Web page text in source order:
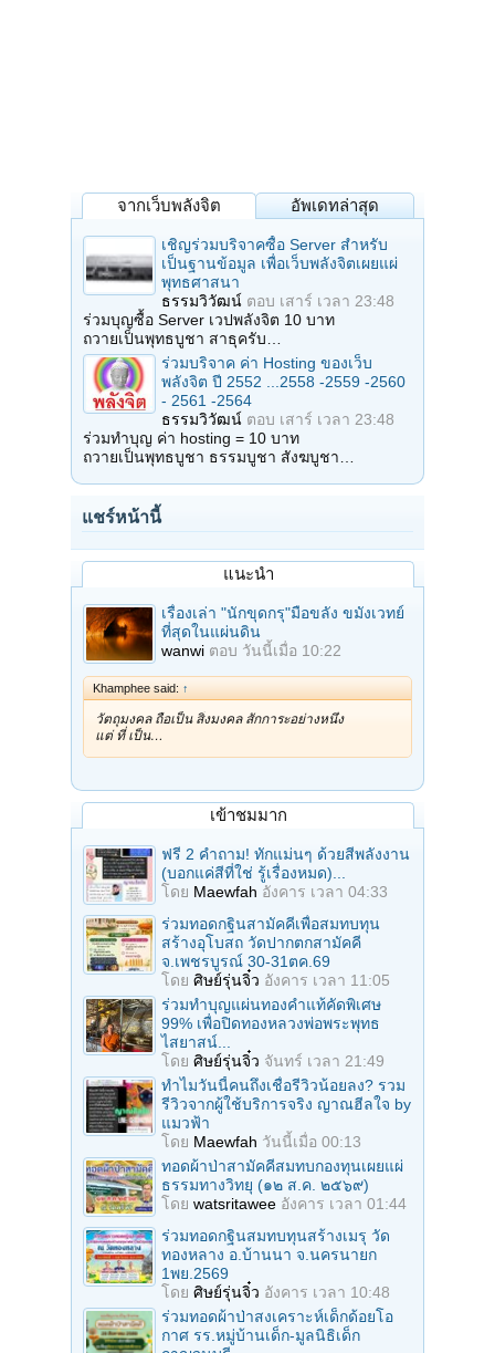
จากเว็บพลังจิต อัพเดทล่าสุด
เชิญร่วมบริจาคซื้อ Server สำหรับ
เป็นฐานข้อมูล เพื่อเว็บพลังจิตเผยแผ่
พุทธศาสนา
ธรรมวิวัฒน์ ตอบ เสาร์ เวลา 23:48
ร่วมบุญซื้อ Server เวปพลังจิต 10 บาท
ถวายเป็นพุทธบูชา สาธุครับ…
ร่วมบริจาค ค่า Hosting ของเว็บ
พลังจิต ปี 2552 ...2558 -2559 -2560
- 2561 -2564
ธรรมวิวัฒน์ ตอบ เสาร์ เวลา 23:48
ร่วมทำบุญ ค่า hosting = 10 บาท
ถวายเป็นพุทธบูชา ธรรมบูชา สังฆบูชา…
แชร์หน้านี้
แนะนำ
เรื่องเล่า "นักขุดกรุ"มือขลัง ขมังเวทย์
ที่สุดในแผ่นดิน
wanwi ตอบ วันนี้เมื่อ 10:22
Khamphee said: ↑
วัตถุมงคล ถือเป็น สิ่งมงคล สักการะอย่างหนึ่ง
แต่ ที่ เป็น…
เข้าชมมาก
ฟรี 2 คำถาม! ทักแม่นๆ ด้วยสีพลังงาน
(บอกแค่สีที่ใช่ รู้เรื่องหมด)...
โดย Maewfah อังคาร เวลา 04:33
ร่วมทอดกฐินสามัคคีเพื่อสมทบทุน
สร้างอุโบสถ วัดปากตกสามัคคี
จ.เพชรบูรณ์ 30-31ตค.69
โดย ศิษย์รุ่นจิ๋ว อังคาร เวลา 11:05
ร่วมทําบุญแผ่นทองคำแท้คัดพิเศษ
99% เพื่อปิดทองหลวงพ่อพระพุทธ
ไสยาสน์...
โดย ศิษย์รุ่นจิ๋ว จันทร์ เวลา 21:49
ทำไมวันนี้คนถึงเชื่อรีวิวน้อยลง? รวม
รีวิวจากผู้ใช้บริการจริง ญาณฮีลใจ by
แมวฟ้า
โดย Maewfah วันนี้เมื่อ 00:13
ทอดผ้าป่าสามัคคีสมทบกองทุนเผยแผ่
ธรรมทางวิทยุ (๑๒ ส.ค. ๒๕๖๙)
โดย watsritawee อังคาร เวลา 01:44
ร่วมทอดกฐินสมทบทุนสร้างเมรุ วัด
ทองหลาง อ.บ้านนา จ.นครนายก
1พย.2569
โดย ศิษย์รุ่นจิ๋ว อังคาร เวลา 10:48
ร่วมทอดผ้าป่าสงเคราะห์เด็กด้อยโอ
กาศ รร.หมู่บ้านเด็ก-มูลนิธิเด็ก